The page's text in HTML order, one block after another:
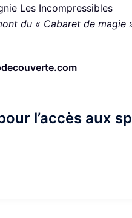
Les Incompressibles
du « Cabaret de magie
l’accès aux